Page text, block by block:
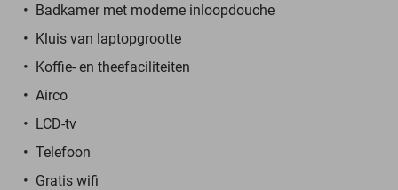
Badkamer met moderne inloopdouche
Kluis van laptopgrootte
Koffie- en theefaciliteiten
Airco
LCD-tv
Telefoon
Gratis wifi